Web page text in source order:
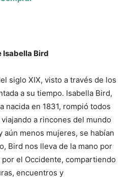
Isabella Bird
siglo XIX, visto a través de los
a su tiempo. Isabella Bird,
nacida en 1831, rompió todos
a rincones del mundo
aún menos mujeres, se habían
Bird nos lleva de la mano por
el Occidente, compartiendo
encuentros y